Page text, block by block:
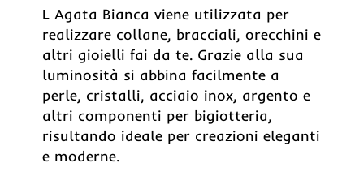
L Agata Bianca viene utilizzata per
realizzare collane, bracciali, orecchini e
altri gioielli fai da te. Grazie alla sua
luminosità si abbina facilmente a
perle, cristalli, acciaio inox, argento e
altri componenti per bigiotteria,
risultando ideale per creazioni eleganti
e moderne.